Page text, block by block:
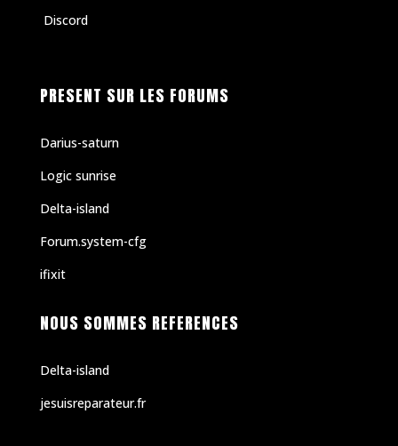
Discord
PRESENT SUR LES FORUMS
Darius-saturn
Logic sunrise
Delta-island
Forum.system-cfg
ifixit
NOUS SOMMES REFERENCES
Delta-island
jesuisreparateur.fr